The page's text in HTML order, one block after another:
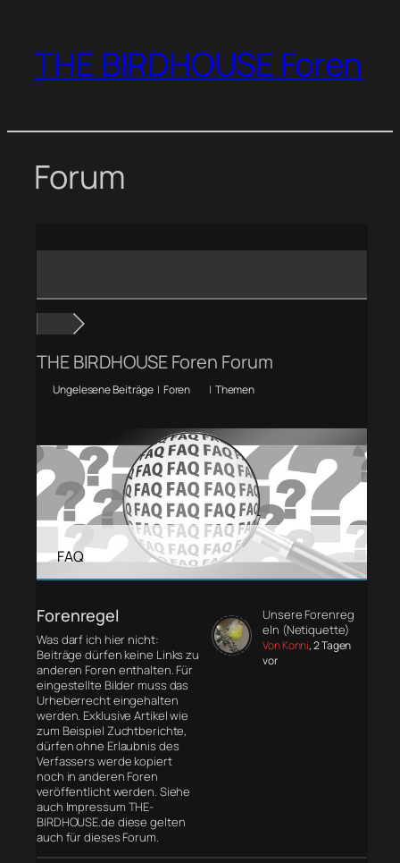
springen
THE BIRDHOUSE Foren
Forum
THE BIRDHOUSE Foren Forum
Ungelesene Beiträge | Foren | Themen
FAQ
Forenregel
Was darf ich hier nicht:
Beiträge dürfen keine Links zu
anderen Foren enthalten. Für
eingestellte Bilder muss das
Urheberrecht eingehalten
werden. Exklusive Artikel wie
zum Beispiel Zuchtberichte,
dürfen ohne Erlaubnis des
Verfassers werde kopiert
noch in anderen Foren
veröffentlicht werden. Siehe
auch Impressum THE-
BIRDHOUSE.de diese gelten
auch für dieses Forum.
Unsere Forenreg
eln (Netiquette)
Von Konni, 2 Tagen
vor